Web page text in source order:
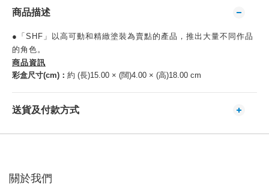
商品描述
●「SHF」以高可動和精緻塗裝為賣點的產品，推出大量不同作品
的角色。
商品資訊
彩盒尺寸(cm)： 約 (長)15.00 × (闊)4.00 × (高)18.00 cm
送貨及付款方式
關於我們